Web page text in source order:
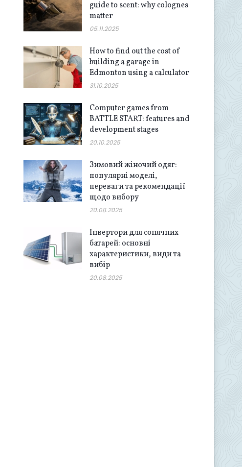
guide to scent: why colognes
matter
05.11.2025
How to find out the cost of
building a garage in
Edmonton using a calculator
31.10.2025
Computer games from
BATTLE START: features and
development stages
20.10.2025
Зимовий жіночий одяг:
популярні моделі,
переваги та рекомендації
щодо вибору
20.08.2025
Інвертори для сонячних
батарей: основні
характеристики, види та
вибір
20.08.2025